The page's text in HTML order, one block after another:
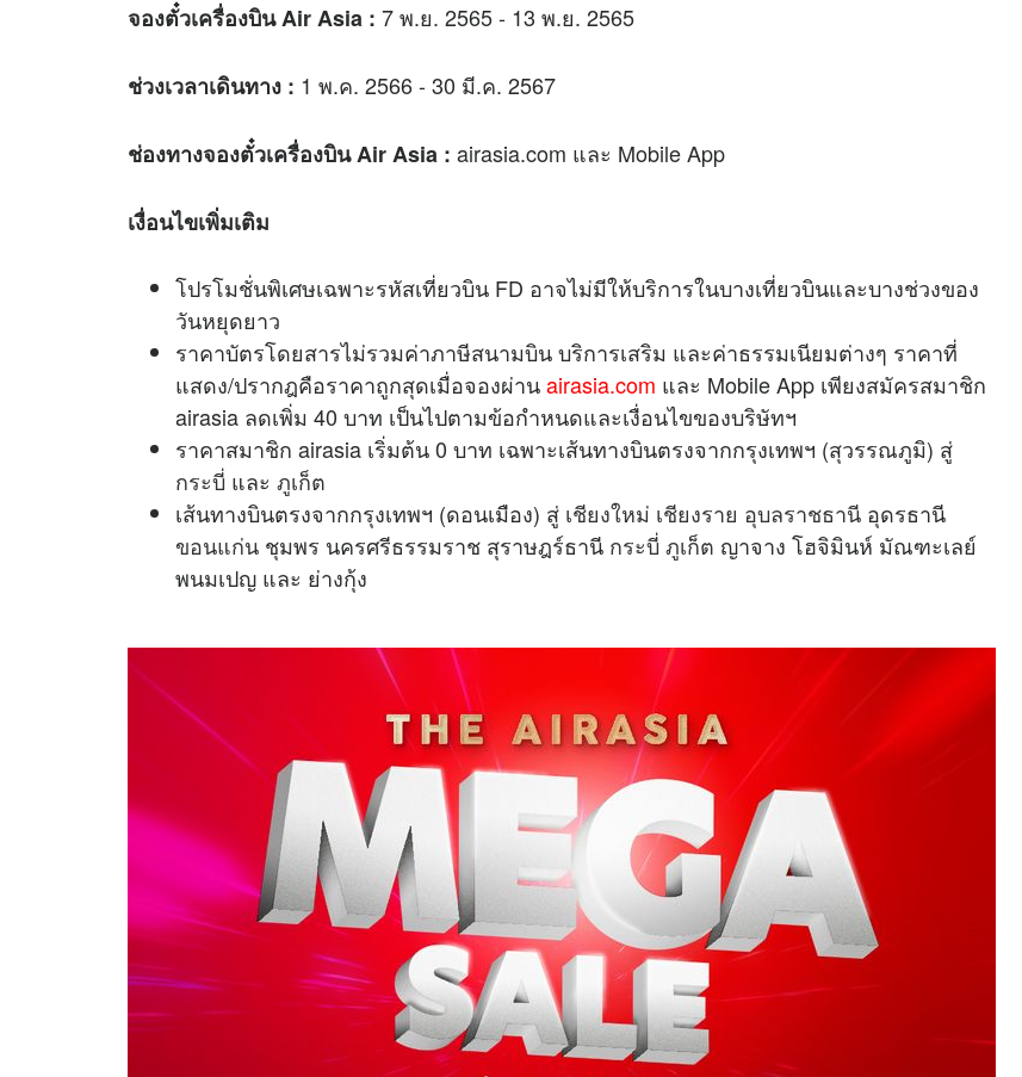
จองตั๋วเครื่องบิน Air Asia : 7 พ.ย. 2565 - 13 พ.ย. 2565
ช่วงเวลาเดินทาง : 1 พ.ค. 2566 - 30 มี.ค. 2567
ช่องทางจองตั๋วเครื่องบิน Air Asia : airasia.com และ Mobile App
เงื่อนไขเพิ่มเติม
โปรโมชั่นพิเศษเฉพาะรหัสเที่ยวบิน FD อาจไม่มีให้บริการในบางเที่ยวบินและบางช่วงของ
วันหยุดยาว
ราคาบัตรโดยสารไม่รวมค่าภาษีสนามบิน บริการเสริม และค่าธรรมเนียมต่างๆ ราคาที่
แสดง/ปรากฎคือราคาถูกสุดเมื่อจองผ่านairasia.com และ Mobile App เพียงสมัครสมาชิก
airasia ลดเพิ่ม 40 บาท เป็นไปตามข้อกำหนดและเงื่อนไขของบริษัทฯ
ราคาสมาชิก airasia เริ่มต้น 0 บาท เฉพาะเส้นทางบินตรงจากกรุงเทพฯ (สุวรรณภูมิ) สู่
กระบี่ และ ภูเก็ต
เส้นทางบินตรงจากกรุงเทพฯ (ดอนเมือง) สู่ เชียงใหม่ เชียงราย อุบลราชธานี อุดรธานี
ขอนแก่น ชุมพร นครศรีธรรมราช สุราษฎร์ธานี กระบี่ภูเก็ต ญาจาง โฮจิมินห์ มัณฑะเลย์
พนมเปญ และ ย่างกุ้ง